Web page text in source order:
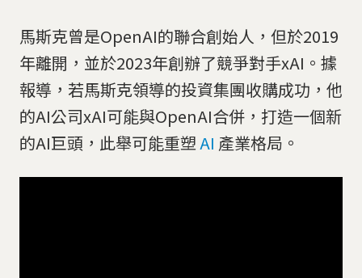
馬斯克曾是OpenAI的聯合創始人，但於2019
年離開，並於2023年創辦了競爭對手xAI。據
報導，若馬斯克領導的投資集團收購成功，他
的AI公司xAI可能與OpenAI合併，打造一個新
的AI巨頭，此舉可能重塑 AI 產業格局。